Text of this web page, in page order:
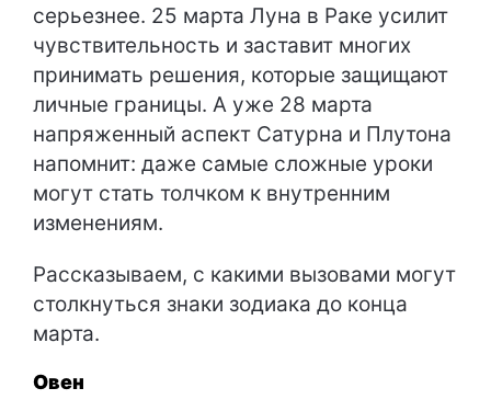
серьезнее. 25 марта Луна в Раке усилит
чувствительность и заставит многих
принимать решения, которые защищают
личные границы. А уже 28 марта
напряженный аспект Сатурна и Плутона
напомнит: даже самые сложные уроки
могут стать толчком к внутренним
изменениям.
Рассказываем, с какими вызовами могут
столкнуться знаки зодиака до конца
марта.
Овен